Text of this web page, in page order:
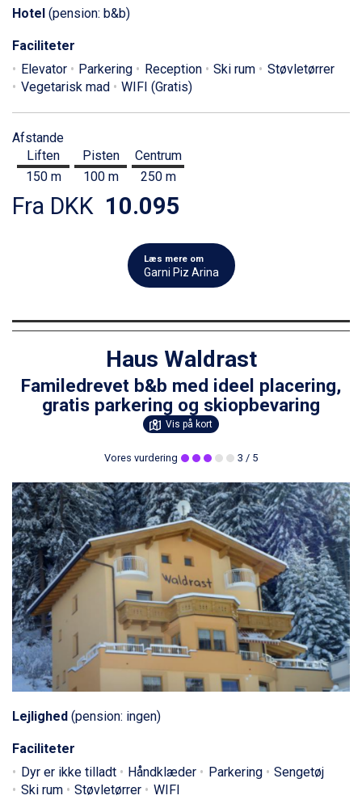
Hotel (pension: b&b)
Faciliteter
Elevator
Parkering Reception Ski rum
Støvletørrer
Vegetarisk mad
WIFI (Gratis)
Afstande
Liften
150 m
Pisten
100 m
Centrum
250 m
Fra DKK 10.095
Læs mere om
Garni Piz Arina
Haus Waldrast
Familedrevet b&b med ideel placering,
gratis parkering og skiopbevaring
Vis på kort
Vores vurdering 3 / 5
Lejlighed (pension: ingen)
Faciliteter
Dyr er ikke tilladt
Håndklæder Parkering
Sengetøj
Ski rum
Støvletørrer WIFI